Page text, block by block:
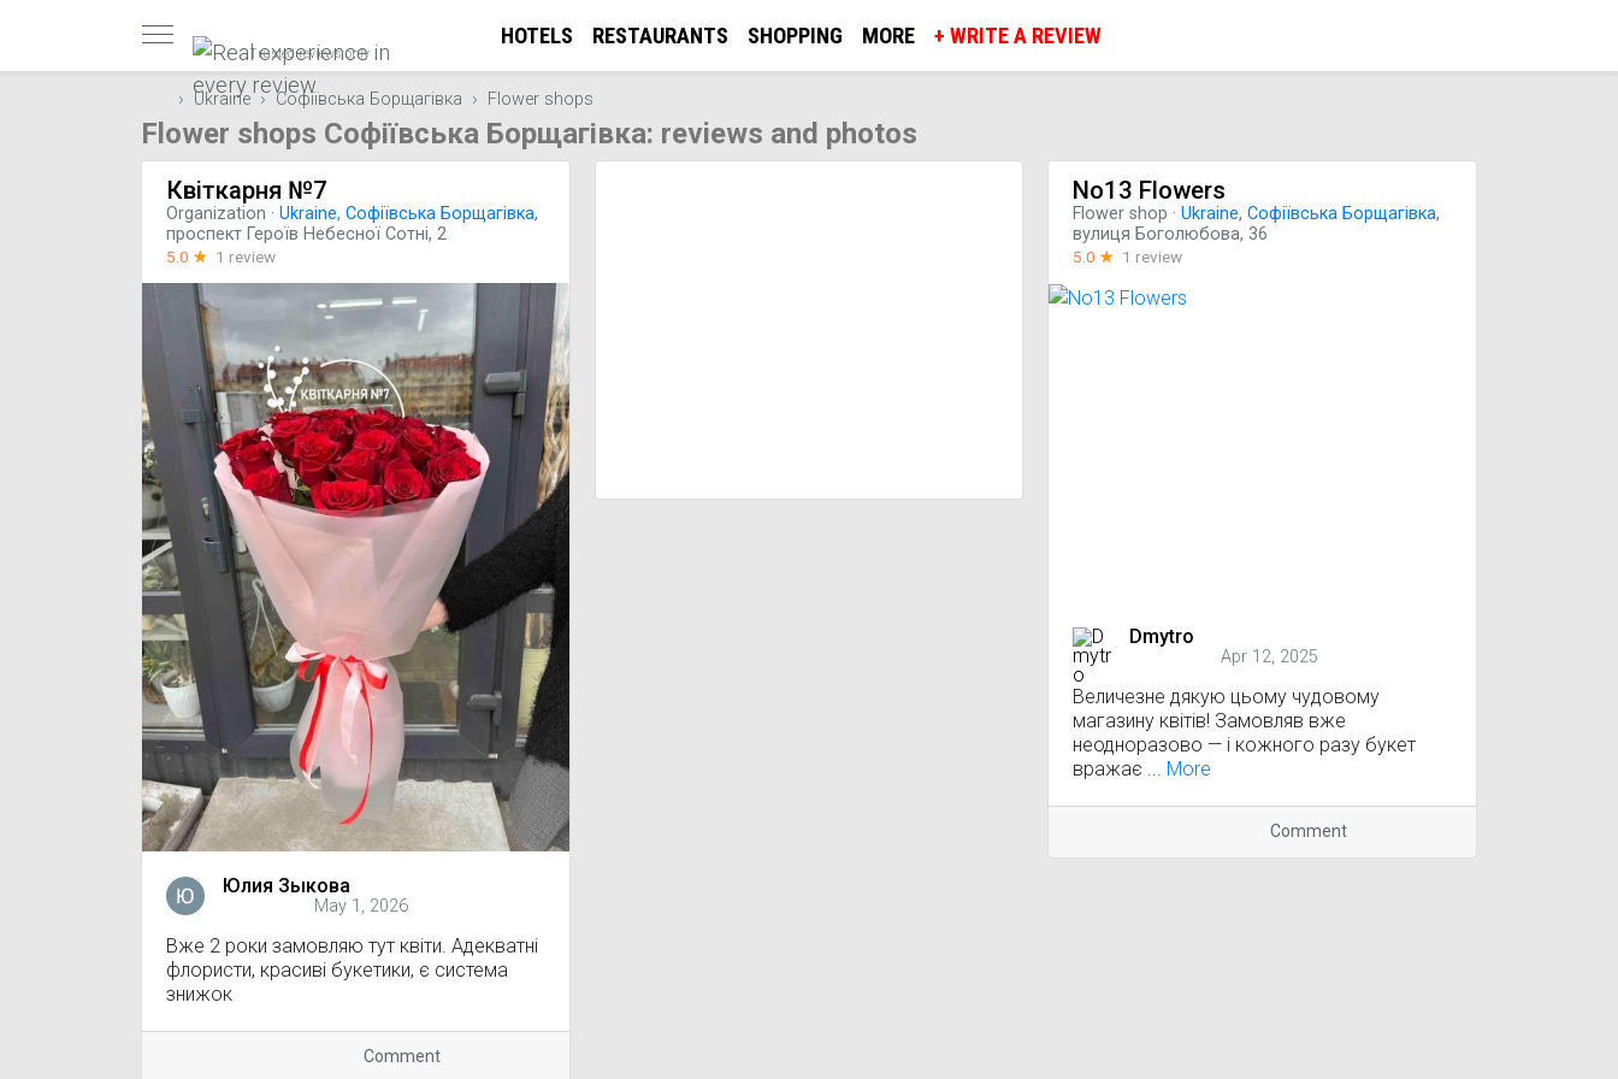
Trusted reviews only
HOTELS RESTAURANTS SHOPPING MORE + WRITE A REVIEW
Ukraine Софіївська Борщагівка Flower shops
Flower shops Софіївська Борщагівка: reviews and photos
Квіткарня №7
Organization · Ukraine, Софіївська Борщагівка,
проспект Героїв Небесної Сотні, 2
5.0 ☆ 1 review
Юлия Зыкова
May 1, 2026
Вже 2 роки замовляю тут квіти. Адекватні
флористи, красиві букетики, є система
знижок
Comment
No13 Flowers
Flower shop ·Ukraine,Софіївська Борщагівка,
вулиця Боголюбова, 36
5.0 ☆ 1 review
Dmytro
Apr 12, 2025
Величезне дякую цьому чудовому
магазину квітів! Замовляв вже
неодноразово — і кожного разу букет
вражає ... More
Comment